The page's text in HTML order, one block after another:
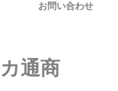
お問い合わせ
通商